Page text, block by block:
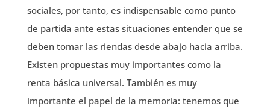
sociales, por tanto, es indispensable como punto
de partida ante estas situaciones entender que se
deben tomar las riendas desde abajo hacia arriba.
Existen propuestas muy importantes como la
renta básica universal. También es muy
importante el papel de la memoria: tenemos que